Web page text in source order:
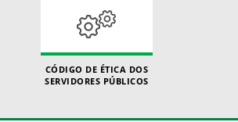
CÓDIGO DE ÉTICA DOS
SERVIDORES PÚBLICOS